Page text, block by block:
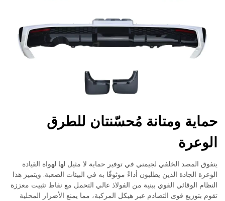
حماية ومتانة مُحسّنتان للطرق
الوعرة
يتفوق المصد الخلفي لجيمني في توفير حماية لا مثيل لها لهواة القيادة
الوعرة الجادة الذين يطلبون أداءً موثوقًا به في البيئات الصعبة. ويتميز هذا
النظام الوقائي القوي ببنية من الفولاذ عالي التحمل مع نقاط تثبيت معززة
تقوم بتوزيع قوى التصادم عبر هيكل المركبة، مما يمنع الأضرار المحلية